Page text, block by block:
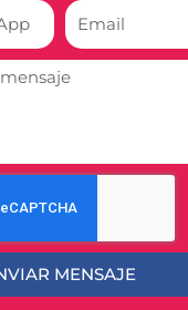
Email
MENSAJE